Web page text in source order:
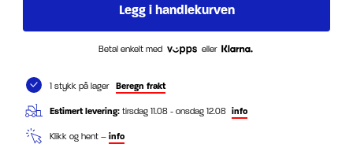
Betal enkelt med eller
1 stykk på lager Beregn frakt
Estimert levering: tirsdag 11.08 - onsdag 12.08 info
Klikk og hent – info